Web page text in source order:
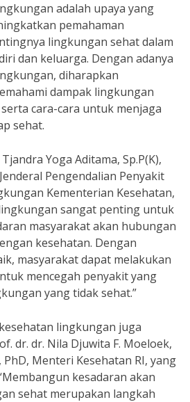
adalah upaya yang
pemahaman
lingkungan sehat dalam
dan keluarga. Dengan adanya
diharapkan
dampak lingkungan
cara-cara untuk menjaga
sehat.
Yoga Aditama, Sp.P(K),
Pengendalian Penyakit
Kementerian Kesehatan,
sangat penting untuk
masyarakat akan hubungan
kesehatan. Dengan
masyarakat dapat melakukan
mencegah penyakit yang
yang tidak sehat.”
lingkungan juga
dr. dr. Nila Djuwita F. Moeloek,
PhD, Menteri Kesehatan RI, yang
kesadaran akan
sehat merupakan langkah